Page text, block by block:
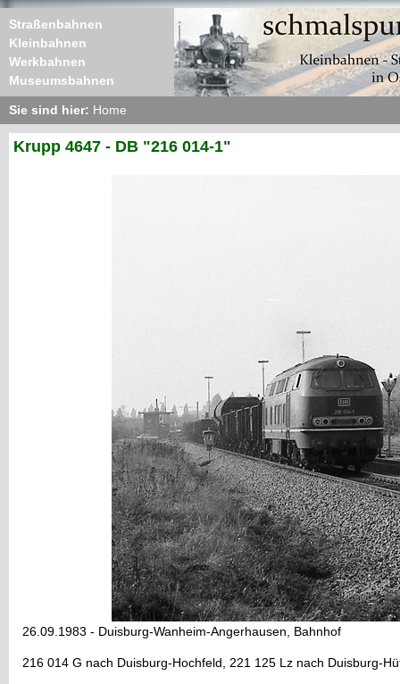
Straßenbahnen
Kleinbahnen
Werkbahnen
Museumsbahnen
Sie sind hier: Home
Krupp 4647 - DB "216 014-1"
26.09.1983 - Duisburg-Wanheim-Angerhausen, Bahnhof
216 014 G nach Duisburg-Hochfeld, 221 125 Lz nach Duisburg-